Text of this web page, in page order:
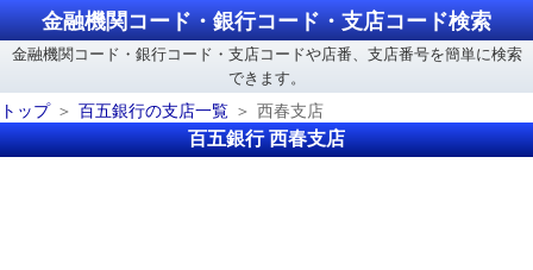
金融機関コード・銀行コード・支店コード検索
金融機関コード・銀行コード・支店コードや店番、支店番号を簡単に検索
できます。
トップ
百五銀行の支店一覧 西春支店
百五銀行 西春支店